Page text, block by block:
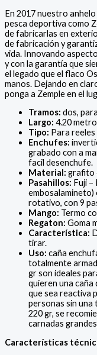
En 2017 nuestro
pesca deportiva como
de fabricarlas en
de fabricación y
vida. Innovando
y con la garantía que
el legado que el flaco
manos. Dejando en
ponga a Zemple en el
Tramos: dos,
Largo: 4.20
Tipo: Para
Enchufes:
grabado con a
facil desenchufe.
Material: grafito
Pasahillos: Fuji –
embosalamineto)
rotativo, con 9
Mango: Termo
Regaton: Goma
Característica:
tirar.
Uso: caña
totalmente
gr son ideales
quieren una caña
que sea reactiva
personas sin una
220 gr, se
carnadas
Características